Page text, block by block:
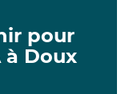
pour
à Doux